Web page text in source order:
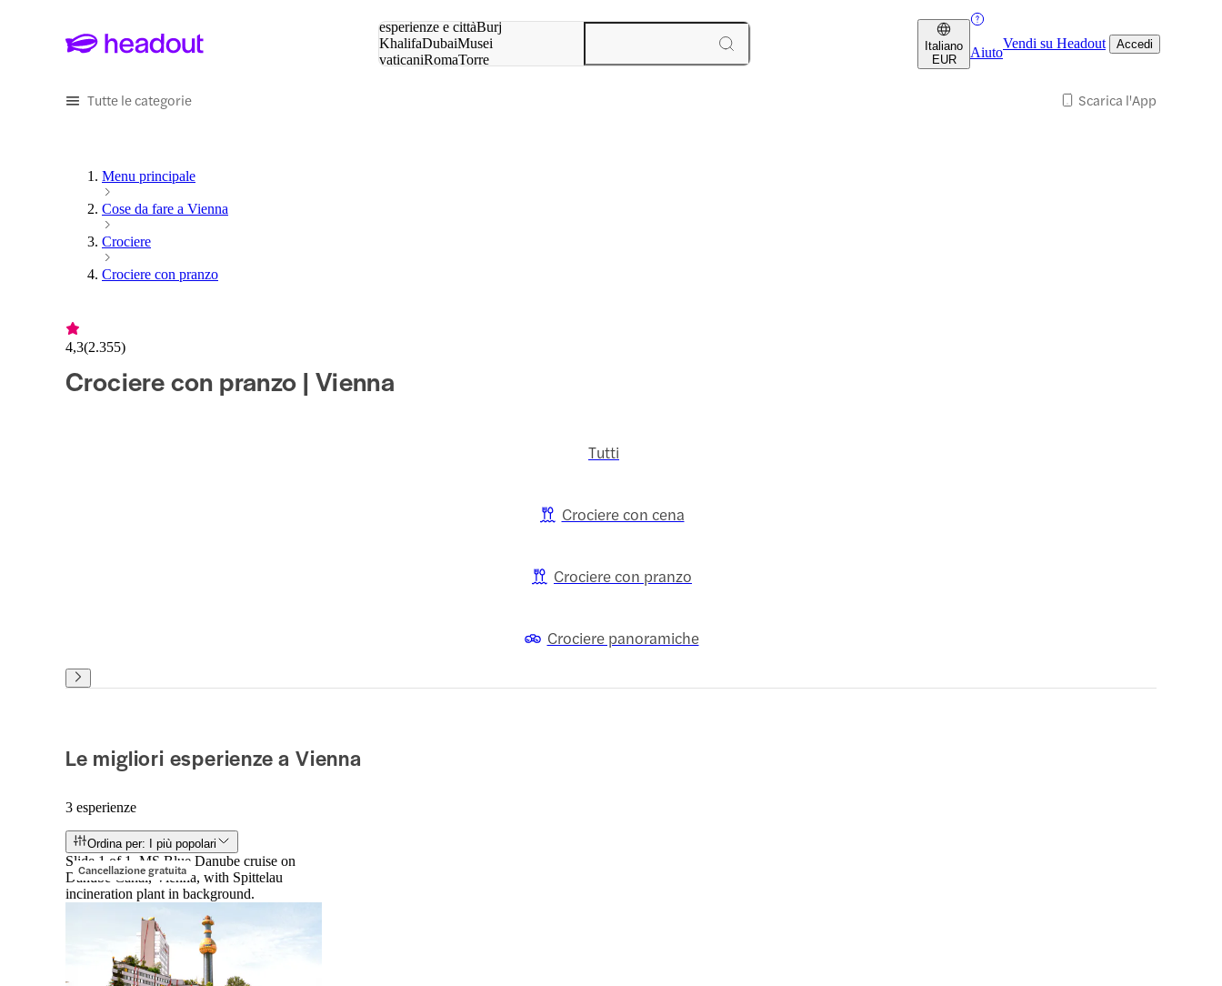
esperienze e cittàBurj
KhalifaDubaiMusei
vaticaniRomaTorre
Italiano
EUR
Aiuto
Vendi su Headout Accedi
Tutte le categorie Scarica l'App
Menu principale
Cose da fare a Vienna
Crociere
Crociere con pranzo
4,3(2.355)
Crociere con pranzo | Vienna
Tutti
Crociere con cena
Crociere con pranzo
Crociere panoramiche
Le migliori esperienze a Vienna
3 esperienze
Ordina per: I più popolari
Cancellazione gratuita
Slide 1 of 1, MS Blue Danube cruise on
Danube Canal, Vienna, with Spittelau
incineration plant in background.